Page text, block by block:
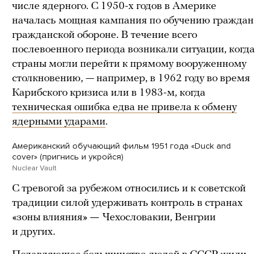
числе ядерного. С 1950-х годов в Америке
началась мощная кампания по обучению граждан
гражданской обороне. В течение всего
послевоенного периода возникали ситуации, когда
страны могли перейти к прямому вооруженному
столкновению, — например, в 1962 году во время
Карибского кризиса или в 1983-м, когда
техническая ошибка едва не привела к обмену
ядерными ударами.
Американский обучающий фильм 1951 года «Duck and
cover» (пригнись и укройся)
Nuclear Vault
С тревогой за рубежом относились и к советской
традиции силой удерживать контроль в странах
«зоны влияния» — Чехословакии, Венгрии
и других.